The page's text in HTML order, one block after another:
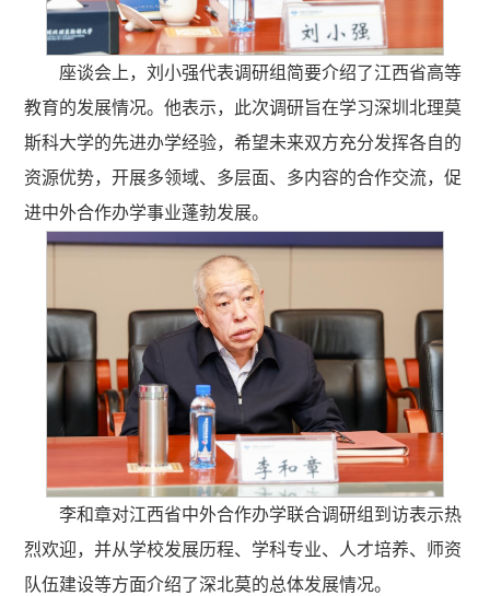
座谈会上，刘小强代表调研组简要介绍了江西省高等
教育的发展情况。他表示，此次调研旨在学习深圳北理莫
斯科大学的先进办学经验，希望未来双方充分发挥各自的
资源优势，开展多领域、多层面、多内容的合作交流，促
进中外合作办学事业蓬勃发展。
李和章对江西省中外合作办学联合调研组到访表示热
烈欢迎，并从学校发展历程、学科专业、人才培养、师资
队伍建设等方面介绍了深北莫的总体发展情况。